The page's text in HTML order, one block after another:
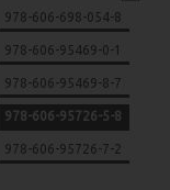
978-606-698-054-8
978-606-95469-0-1
978-606-95469-8-7
978-606-95726-5-8
978-606-95726-7-2